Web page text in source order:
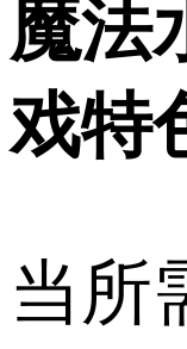
魔法
戏特
当所